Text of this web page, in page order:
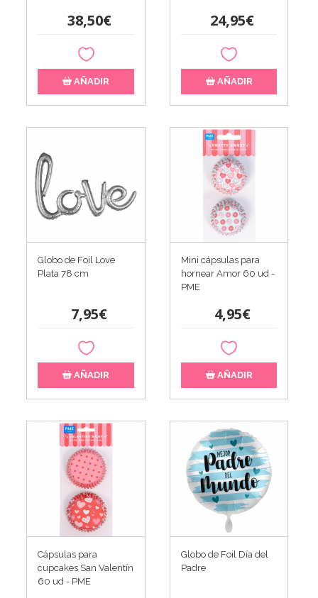
38,50€
AÑADIR
24,95€
AÑADIR
Globo de Foil Love
Plata 78 cm
7,95€
AÑADIR
Mini cápsulas para
hornear Amor 60 ud -
PME
4,95€
AÑADIR
Cápsulas para
cupcakes San Valentín
60 ud - PME
Globo de Foil Día del
Padre